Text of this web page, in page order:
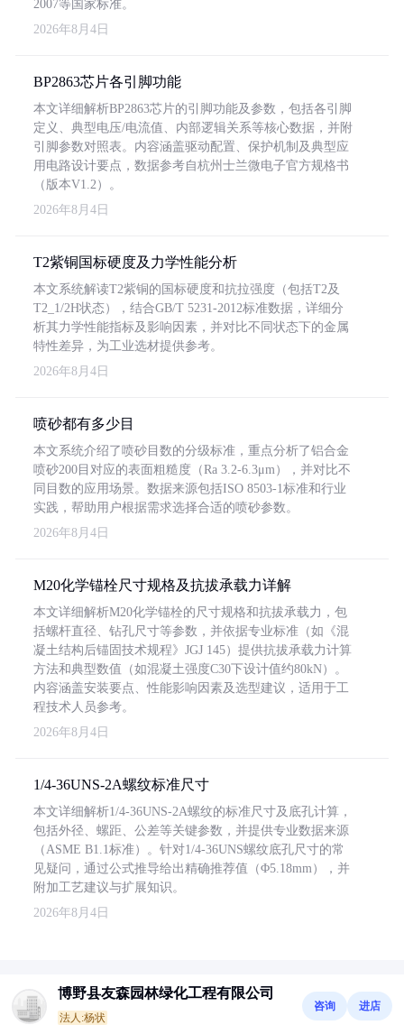
2007等国家标准。
2026年8月4日
BP2863芯片各引脚功能
本文详细解析BP2863芯片的引脚功能及参数，包括各引脚
定义、典型电压/电流值、内部逻辑关系等核心数据，并附
引脚参数对照表。内容涵盖驱动配置、保护机制及典型应
用电路设计要点，数据参考自杭州士兰微电子官方规格书
（版本V1.2）。
2026年8月4日
T2紫铜国标硬度及力学性能分析
本文系统解读T2紫铜的国标硬度和抗拉强度（包括T2及
T2_1/2H状态），结合GB/T 5231-2012标准数据，详细分
析其力学性能指标及影响因素，并对比不同状态下的金属
特性差异，为工业选材提供参考。
2026年8月4日
喷砂都有多少目
本文系统介绍了喷砂目数的分级标准，重点分析了铝合金
喷砂200目对应的表面粗糙度（Ra 3.2-6.3μm），并对比不
同目数的应用场景。数据来源包括ISO 8503-1标准和行业
实践，帮助用户根据需求选择合适的喷砂参数。
2026年8月4日
M20化学锚栓尺寸规格及抗拔承载力详解
本文详细解析M20化学锚栓的尺寸规格和抗拔承载力，包
括螺杆直径、钻孔尺寸等参数，并依据专业标准（如《混
凝土结构后锚固技术规程》JGJ 145）提供抗拔承载力计算
方法和典型数值（如混凝土强度C30下设计值约80kN）。
内容涵盖安装要点、性能影响因素及选型建议，适用于工
程技术人员参考。
2026年8月4日
1/4-36UNS-2A螺纹标准尺寸
本文详细解析1/4-36UNS-2A螺纹的标准尺寸及底孔计算，
包括外径、螺距、公差等关键参数，并提供专业数据来源
（ASME B1.1标准）。针对1/4-36UNS螺纹底孔尺寸的常
见疑问，通过公式推导给出精确推荐值（Φ5.18mm），并
附加工艺建议与扩展知识。
2026年8月4日
博野县友森园林绿化工程有限公司
法人:杨状
咨询 进店